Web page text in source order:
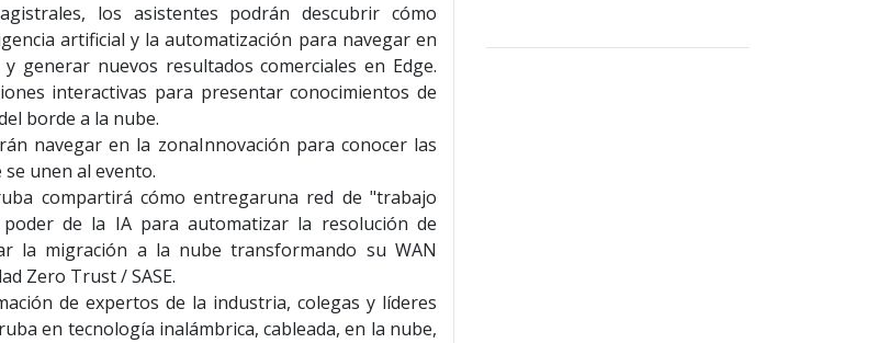
los asistentes podrán descubrir cómo
artificial y la automatización para navegar en
generar nuevos resultados comerciales en Edge.
interactivas para presentar conocimientos de
borde a la nube.
navegar en la zonaInnovación para conocer las
unen al evento.
compartirá cómo entregaruna red de "trabajo
de la IA para automatizar la resolución de
la migración a la nube transformando su WAN
Zero Trust / SASE.
de expertos de la industria, colegas y líderes
en tecnología inalámbrica, cableada, en la nube,